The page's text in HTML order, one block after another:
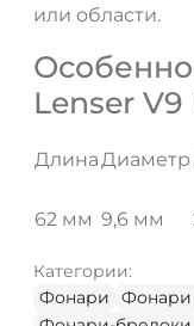
или области.
Lenser
ДлинаДиаметр
62 мм 9,6 мм
Категории:
Фонари
Фонари